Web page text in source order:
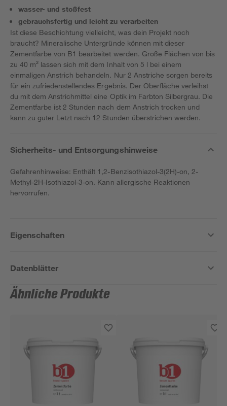
wasser- und stoßfest
gebrauchsfertig und leicht zu verarbeiten
Ist diese Beschichtung vielleicht, was dein Projekt noch
braucht? Mineralische Untergründe können mit dieser
Zementfarbe von B1 bearbeitet werden. Große Flächen von bis
zu 40 m² lassen sich mit dem Inhalt von 5 l bei einem
einmaligen Anstrich behandeln. Nur 2 Anstriche sorgen bereits
für ein zufriedenstellendes Ergebnis. Der Oberfläche verleihst
du mit dem Anstrichmittel eine Optik im Farbton Silbergrau. Die
Zementfarbe ist 2 Stunden nach dem Anstrich trocken und
kann zu guter Letzt nach 12 Stunden überstrichen werden.
Sicherheits- und Entsorgungshinweise
Gefahrenhinweise: Enthält 1,2-Benzisothiazol-3(2H)-on, 2-
Methyl-2H-Isothiazol-3-on. Kann allergische Reaktionen
hervorrufen.
Eigenschaften
Datenblätter
Ähnliche Produkte